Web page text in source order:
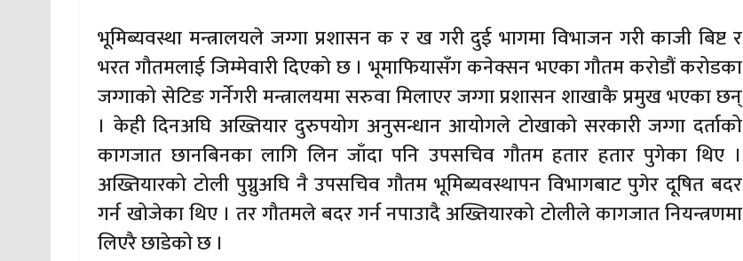
भूमिब्यवस्था मन्त्रालयले जग्गा प्रशासन क र ख गरी दुई भागमा विभाजन गरी काजी बिष्ट र
भरत गौतमलाई जिम्मेवारी दिएको छ । भूमाफियासँग कनेक्सन भएका गौतम करोडौं करोडका
जग्गाको सेटिङ गर्नेगरी मन्त्रालयमा सरुवा मिलाएर जग्गा प्रशासन शाखाकै प्रमुख भएका छन्
। केही दिनअघि अख्तियार दुरुपयोग अनुसन्धान आयोगले टोखाको सरकारी जग्गा दर्ताको
कागजात छानबिनका लागि लिन जाँदा पनि उपसचिव गौतम हतार हतार पुगेका थिए ।
अख्तियारको टोली पुग्नुअघि नै उपसचिव गौतम भूमिब्यवस्थापन विभागबाट पुगेर दूषित बदर
गर्न खोजेका थिए । तर गौतमले बदर गर्न नपाउादै अख्तियारको टोलीले कागजात नियन्त्रणमा
लिएरै छाडेको छ ।